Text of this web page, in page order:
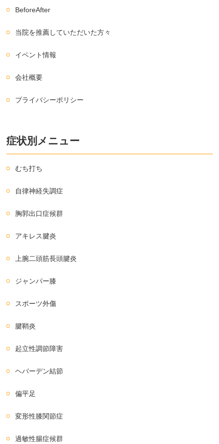
BeforeAfter
当院を推薦していただいた方々
イベント情報
会社概要
プライバシーポリシー
症状別メニュー
むち打ち
自律神経失調症
胸郭出口症候群
アキレス腱炎
上腕二頭筋長頭腱炎
ジャンパー膝
スポーツ外傷
腱鞘炎
起立性調節障害
ヘバーデン結節
偏平足
変形性膝関節症
過敏性腸症候群